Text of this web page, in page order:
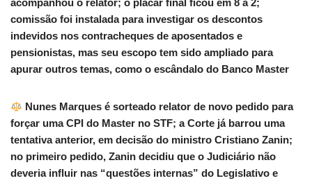
acompanhou o relator; o placar final ficou em 8 a 2;
comissão foi instalada para investigar os descontos
indevidos nos contracheques de aposentados e
pensionistas, mas seu escopo tem sido ampliado para
apurar outros temas, como o escândalo do Banco Master
Nunes Marques é sorteado relator de novo pedido para
forçar uma CPI do Master no STF; a Corte já barrou uma
tentativa anterior, em decisão do ministro Cristiano Zanin;
no primeiro pedido, Zanin decidiu que o Judiciário não
deveria influir nas “questões internas” do Legislativo e